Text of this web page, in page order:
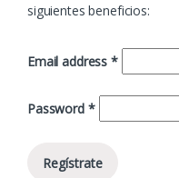
siguientes beneficios:
Email address*Required
Password *Required
Regístrate